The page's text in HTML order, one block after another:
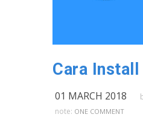
Cara
01 MARCH 2018
note: ONE COMMENT